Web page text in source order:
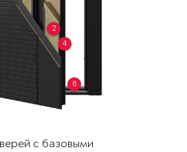
2
4
6
с базовыми